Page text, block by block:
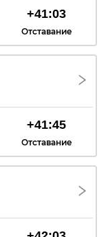
+41:03
Отставание
+41:45
Отставание